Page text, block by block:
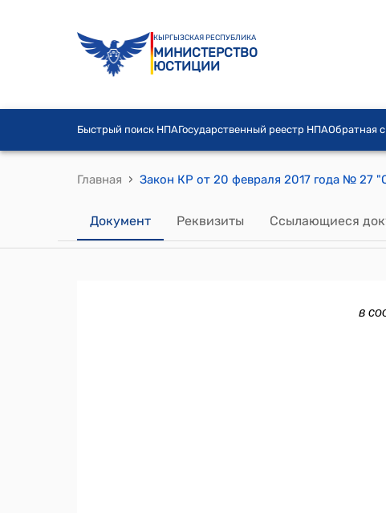
КЫРГЫЗСКАЯ РЕСПУБЛИКА
МИНИСТЕРСТВО
ЮСТИЦИИ
Быстрый поиск НПАГосударственный реестр НПАОбратная
Главная ›
Документ Реквизиты Ссылающиеся